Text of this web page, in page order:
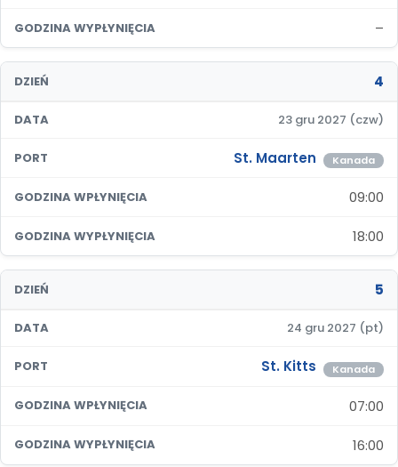
GODZINA WYPŁYNIĘCIA –
DZIEŃ 4
DATA 23 gru 2027 (czw)
PORT St. Maarten Kanada
GODZINA WPŁYNIĘCIA 09:00
GODZINA WYPŁYNIĘCIA 18:00
DZIEŃ 5
DATA 24 gru 2027 (pt)
PORT St. Kitts Kanada
GODZINA WPŁYNIĘCIA 07:00
GODZINA WYPŁYNIĘCIA 16:00